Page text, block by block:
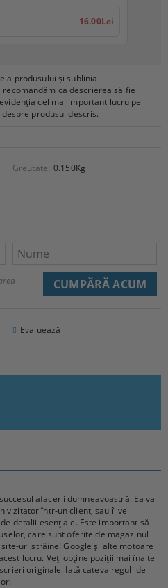
a produsului și sublinia
ca descrierea să fie
cel mai important lucru pe
produsul descris.
Greutate: 0.150Kg
Evaluează
16.00Lei
afacerii dumneavoastră. Ea va
vizitator într-un client, sau îl vei
detalii esențiale. Este important să
care sunt oferite de magazinul
uri străine! Google și alte motoare
lucru. Veți obține poziții mai înalte
originale. Iată cateva reguli de